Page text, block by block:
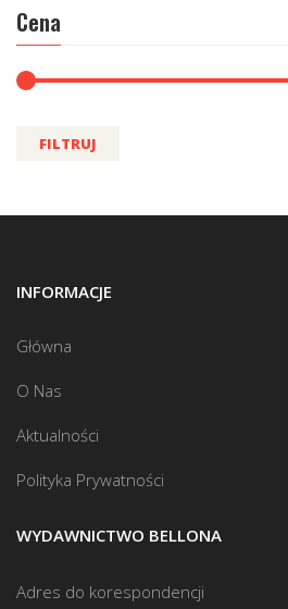
Cena
FILTRUJ
INFORMACJE
Główna
O Nas
Aktualności
Polityka Prywatności
WYDAWNICTWO BELLONA
Adres do korespondencji